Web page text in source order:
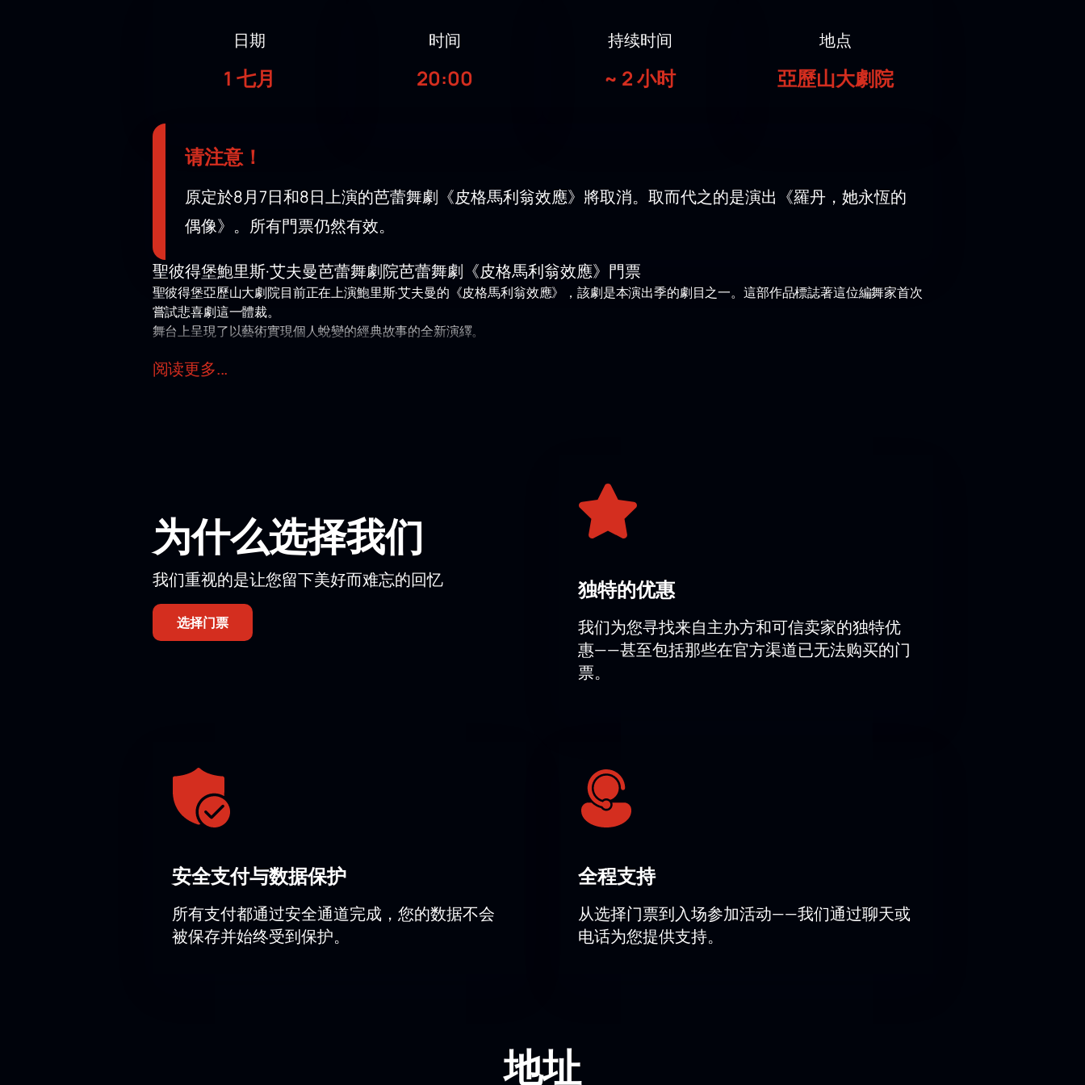
日期
1 七月
时间
20:00
持续时间
~ 2 小时
地点
亞歷山大劇院
请注意！
原定於8月7日和8日上演的芭蕾舞劇《皮格馬利翁效應》將取消。取而代之的是演出《羅丹，她永恆的
偶像》。所有門票仍然有效。
聖彼得堡鮑里斯·艾夫曼芭蕾舞劇院芭蕾舞劇《皮格馬利翁效應》門票
聖彼得堡亞歷山大劇院目前正在上演鮑里斯·艾夫曼的《皮格馬利翁效應》，該劇是本演出季的劇目之一。這部作品標誌著這位編舞家首次
嘗試悲喜劇這一體裁。
舞台上呈現了以藝術實現個人蛻變的經典故事的全新演繹。
劇情
演出地點在哪裡？
演出將在亞歷山大劇院的舞台上舉行，地址為：聖彼得堡，奧斯特羅夫斯基廣場，6號樓。劇院配備舒適的座椅和現代化的座位佈局，方便
您選擇合適的觀賞位置。
如何在線購買芭蕾舞劇《皮格馬利翁效應》（鮑里斯·艾夫曼芭蕾舞劇院）的門票？
購買芭蕾舞劇《皮格馬利翁效應》的門票（鮑里斯·艾夫曼芭蕾舞劇院）
您可以使用我們網站上的互動式座位圖訪問我們的座位。選擇合適
的座位－我們提供各種類型的門票，包括貴賓包廂。演出資訊和開始時間可在演出行程部分查看。
票價取決於所選區域及其相對於舞台的位置。票價在座位圖上每個座位旁都有標示。您可以透過線上或電話聯絡售票處經理購票－我們的專
議並處理團體申請。
請注意，演員陣容可能會有所變動。
導演：鮑里斯·艾夫曼。
阅读更多...
为什么选择我们
我们重视的是让您留下美好而难忘的回忆
选择门票
独特的优惠
我们为您寻找来自主办方和可信卖家的独特优
惠——甚至包括那些在官方渠道已无法购买的门
票。
安全支付与数据保护
所有支付都通过安全通道完成，您的数据不会
被保存并始终受到保护。
全程支持
从选择门票到入场参加活动——我们通过聊天或
电话为您提供支持。
地址